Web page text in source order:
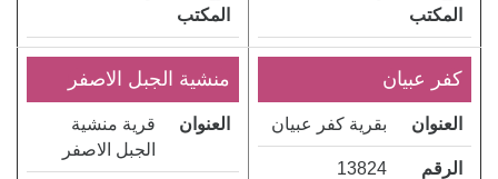
المكتب
المكتب
كفر عبيان
العنوان بقرية كفر عبيان
الرقم
13824
منشية الجبل الاصفر
العنوان
قرية منشية
الجبل الاصفر